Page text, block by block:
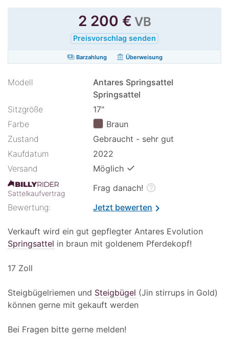
2 200 € VB
Preisvorschlag senden
paymentsBarzahlung account_balance Überweisung
Modell
Antares Springsattel
Springsattel
Sitzgröße
17"
Farbe
Braun
Zustand
Gebraucht - sehr gut
Kaufdatum
2022
Versand
Möglich ✓
Sattelkaufvertrag
Frag danach! help_outline
Bewertung: Jetzt bewertenchevron_right
Verkauft wird ein gut gepflegter Antares Evolution
Springsattel in braun mit goldenem Pferdekopf!
17 Zoll
Steigbügelriemen und Steigbügel (Jin stirrups in Gold)
können gerne mit gekauft werden
Bei Fragen bitte gerne melden!